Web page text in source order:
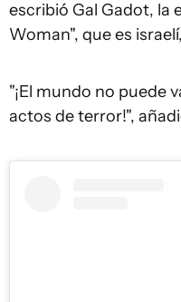
escribió Gal Gadot, la
Woman", que es
"¡El mundo no puede
actos de terror!",